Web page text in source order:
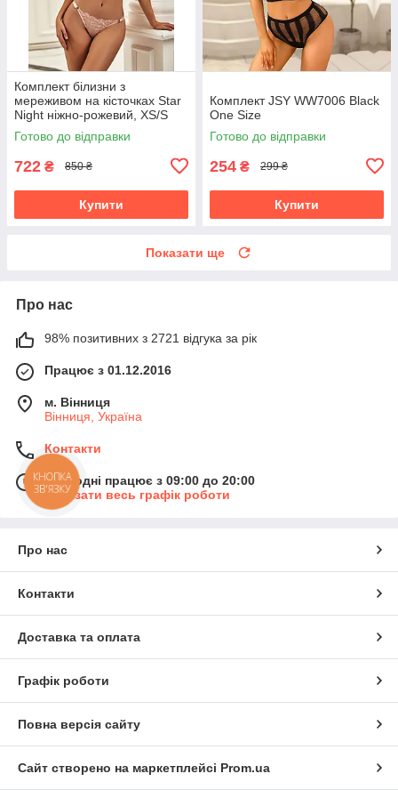
Комплект білизни з
мереживом на кісточках Star
Night ніжно-рожевий, XS/S
Готово до відправки
722 ₴ 850 ₴
Купити
Комплект JSY WW7006 Black
One Size
Готово до відправки
254 ₴ 299 ₴
Купити
Показати ще
Про нас
98% позитивних з 2721 відгука за рік
Працює з 01.12.2016
м. Вінниця
Вінниця, Україна
Контакти
Сьогодні працює з 09:00 до 20:00
Показати весь графік роботи
Про нас
Контакти
Доставка та оплата
Графік роботи
Повна версія сайту
Сайт створено на маркетплейсі Prom.ua
КНОПКА
ЗВ'ЯЗКУ